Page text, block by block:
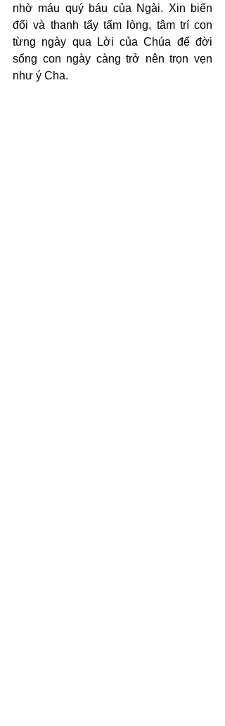
nhờ máu quý báu của Ngài. Xin biến
đổi và thanh tẩy tấm lòng, tâm trí con
từng ngày qua Lời của Chúa để đời
sống con ngày càng trở nên trọn vẹn
như ý Cha.